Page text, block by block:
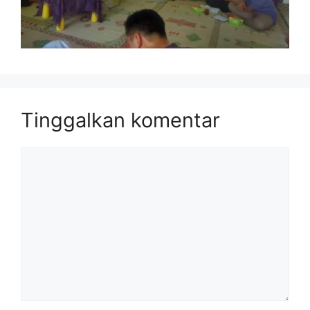
Tinggalkan komentar